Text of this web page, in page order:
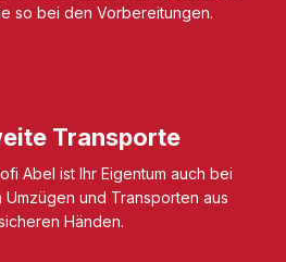
so bei den Vorbereitungen.
Transporte
Abel ist Ihr Eigentum auch bei
und Transporten aus
Händen.